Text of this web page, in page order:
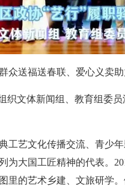
送福送春联、爱心义卖
织文体新闻组、教育组委
艺文化传播交流、青少
大国工匠精神的代表。
的艺术乡建、文旅研学